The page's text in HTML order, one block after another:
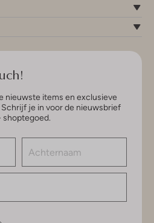
nieuwste items en exclusieve
Schrijf je in voor de nieuwsbrief
shoptegoed.